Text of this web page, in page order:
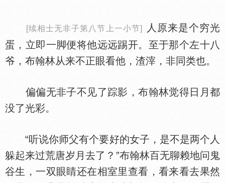
[续相士无非子第八节上一小节]
人原来是个穷光
蛋，立即一脚便将他远远踢开。至于那个左十八
爷，布翰林从来不正眼看他，渣滓，非同类也。
偏偏无非子不见了踪影，布翰林觉得日月都
没了光彩。
“听说你师父有个要好的女子，是不是两个人
躲起来过荒唐岁月去了？”布翰林百无聊赖地问鬼
谷生，一双眼睛还在相室里查看，看来看去果然